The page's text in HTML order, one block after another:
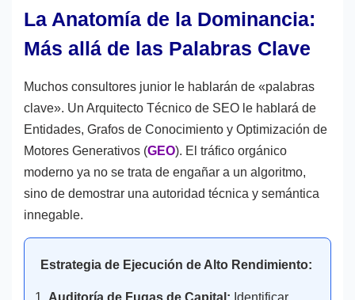
La Anatomía de la Dominancia:
Más allá de las Palabras Clave
Muchos consultores junior le hablarán de «palabras
clave». Un Arquitecto Técnico de SEO le hablará de
Entidades, Grafos de Conocimiento y Optimización de
Motores Generativos (GEO). El tráfico orgánico
moderno ya no se trata de engañar a un algoritmo,
sino de demostrar una autoridad técnica y semántica
innegable.
Estrategia de Ejecución de Alto Rendimiento:
Auditoría de Fugas de Capital: Identificar